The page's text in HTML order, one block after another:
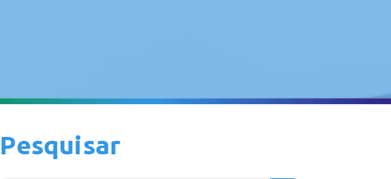
Pesquisar